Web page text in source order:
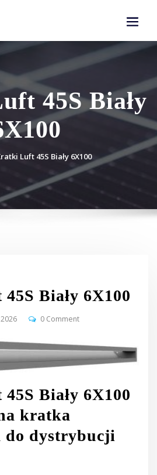
45S Biały
Luft 45S Biały 6X100
Biały 6X100
0 Comment
Biały 6X100
kratka
do dystrybucji